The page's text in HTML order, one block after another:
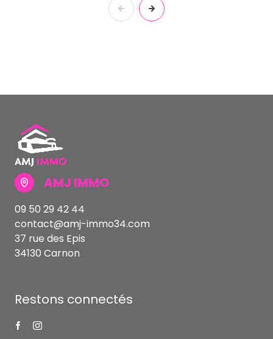
AMJ IMMO
09 50 29 42 44
contact@amj-immo34.com
37 rue des Epis
34130 Carnon
Restons connectés